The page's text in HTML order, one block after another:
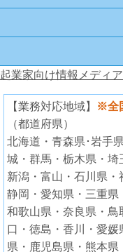
起業家向け情報メディア
【業務対応地域】
※全
（都道府県）
北海道・青森県･岩手
城・群馬・栃木県・埼
新潟・富山・石川県・
静岡・愛知県・三重県
和歌山県・奈良県・鳥
口・徳島・香川・愛
県・鹿児島県・熊本